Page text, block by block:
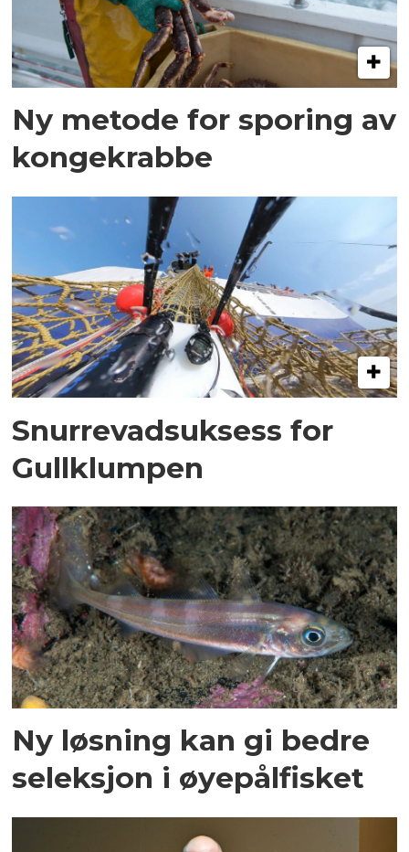
Ny metode for sporing av
kongekrabbe
Snurrevadsuksess for
Gullklumpen
Ny løsning kan gi bedre
seleksjon i øyepålfisket